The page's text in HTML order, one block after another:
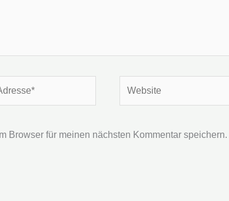
Browser für meinen nächsten Kommentar speichern.